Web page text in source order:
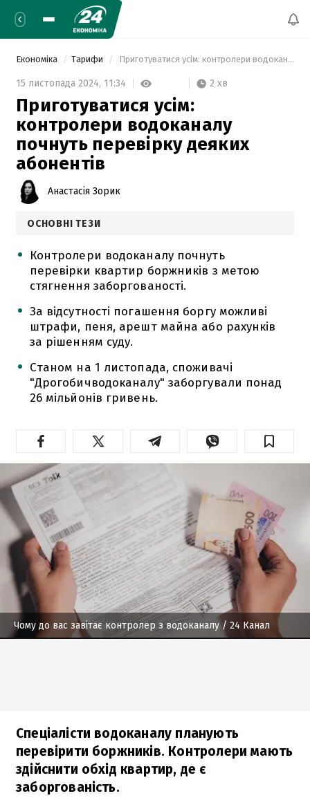
Економіка Тарифи Приготуватися усім: контролери водоканалу почнуть перевірку деяких абонентів
15 листопада 2024, 11:34 2 хв
Приготуватися усім:
контролери водоканалу
почнуть перевірку деяких
абонентів
Анастасія Зорик
ОСНОВНІ ТЕЗИ
Контролери водоканалу почнуть
перевірки квартир боржників з метою
стягнення заборгованості.
За відсутності погашення боргу можливі
штрафи, пеня, арешт майна або рахунків
за рішенням суду.
Станом на 1 листопада, споживачі
"Дрогобичводоканалу" заборгували понад
26 мільйонів гривень.
Чому до вас завітає контролер з водоканалу / 24 Канал
Спеціалісти водоканалу планують
перевірити боржників. Контролери мають
здійснити обхід квартир, де є
заборгованість.